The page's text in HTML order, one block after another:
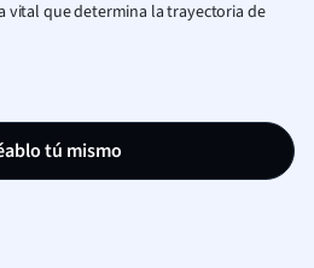
vital que determina la trayectoria de
tú mismo